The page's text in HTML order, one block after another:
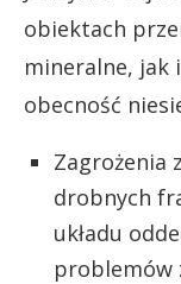
obiektach
mineralne, jak
obecność
Zagrożenia
drobnych
układu
problemów